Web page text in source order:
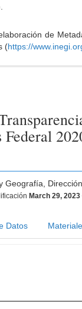
de
(https://
Federal
Geografía,
March 29, 2023
Datos